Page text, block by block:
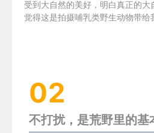
受到大自然的美好，明白真正的
觉得这是拍摄哺乳类野生动物带给
02
不打扰，是荒野里的基